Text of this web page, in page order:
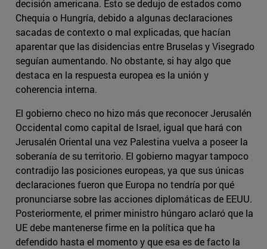
decisión americana. Esto se dedujo de estados como
Chequia o Hungría, debido a algunas declaraciones
sacadas de contexto o mal explicadas, que hacían
aparentar que las disidencias entre Bruselas y Visegrado
seguían aumentando. No obstante, si hay algo que
destaca en la respuesta europea es la unión y
coherencia interna.
El gobierno checo no hizo más que reconocer Jerusalén
Occidental como capital de Israel, igual que hará con
Jerusalén Oriental una vez Palestina vuelva a poseer la
soberanía de su territorio. El gobierno magyar tampoco
contradijo las posiciones europeas, ya que sus únicas
declaraciones fueron que Europa no tendría por qué
pronunciarse sobre las acciones diplomáticas de EEUU.
Posteriormente, el primer ministro húngaro aclaró que la
UE debe mantenerse firme en la política que ha
defendido hasta el momento y que esa es de facto la